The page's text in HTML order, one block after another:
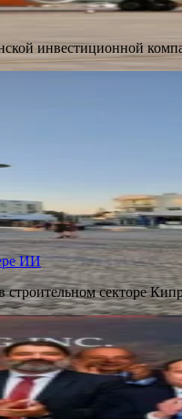
инвестиционной
ИИ
секторе